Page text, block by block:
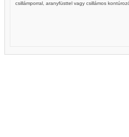
csillámporral, aranyfüsttel vagy csillámos